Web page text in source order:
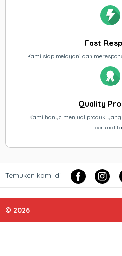
Fast
Kami siap melayani dan
Quality
Kami hanya menjual produk
Temukan kami di :
© 2026